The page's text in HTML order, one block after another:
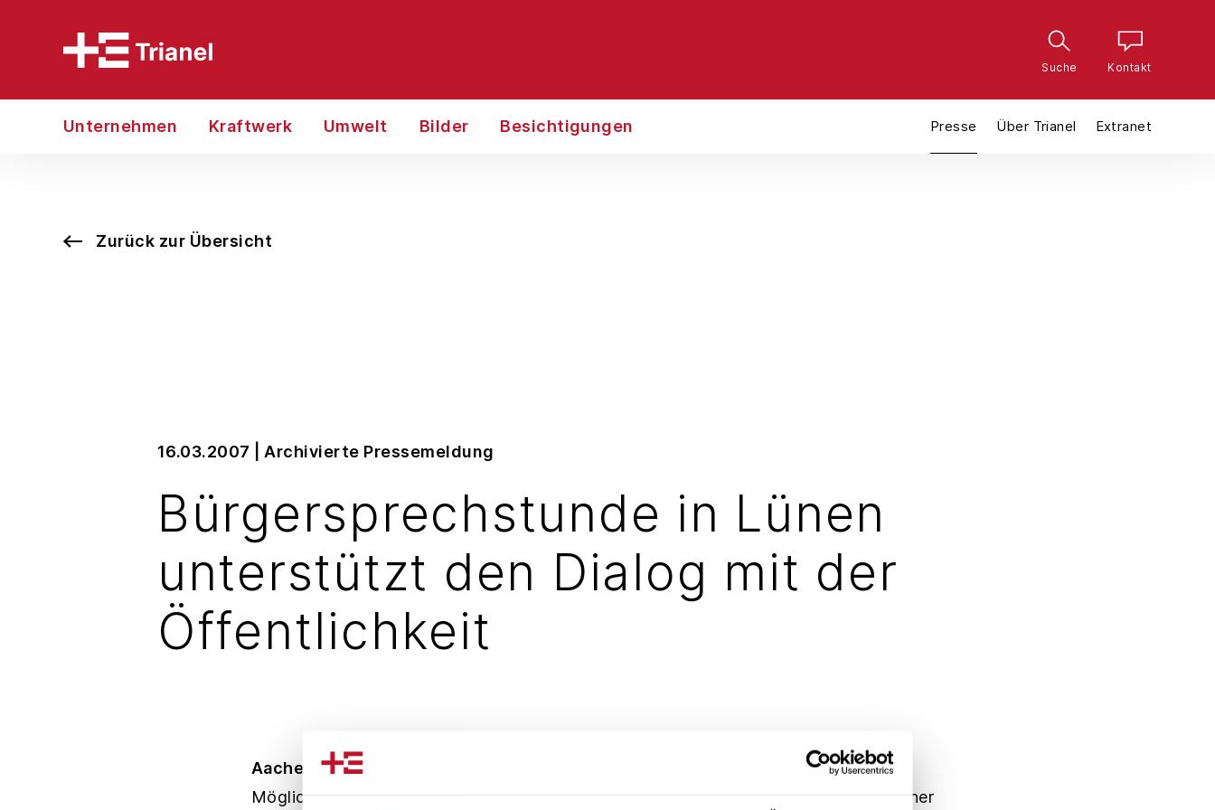
Suche Kontakt
Unternehmen Kraftwerk Umwelt Bilder Besichtigungen Presse Über Trianel Extranet
Zurück zur Übersicht
16.03.2007 Archivierte Pressemeldung
Bürgersprechstunde in Lünen
unterstützt den Dialog mit der
Öffentlichkeit
Aachen/Lünen.
Jeder Bürger in Lünen und Umgebung hat am 23. März 2007 die
Möglichkeit, seine Fragen und Positionen zum geplanten Steinkohlekraftwerk im Lüner